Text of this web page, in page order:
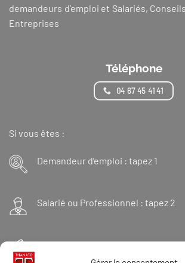
demandeurs d’emploi et Salariés,
Entreprises
Téléphone
04 67 45 41 41
Si vous êtes :
Demandeur d’emploi : tapez 1
Salarié ou Professionnel : tapez 2
Financeur : tapez 3